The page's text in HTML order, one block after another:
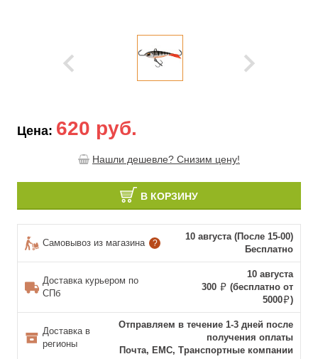
Цена: 620 руб.
Нашли дешевле? Снизим цену!
В КОРЗИНУ
Самовывоз из магазина ?
10 августа (После 15-00)
Бесплатно
Доставка курьером по
СПб
10 августа
300
(бесплатно от
5000
)
Доставка в
регионы
Отправляем в течение 1-3 дней после
получения оплаты
Почта, ЕМС, Транспортные компании